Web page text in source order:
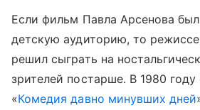
Если фильм Павла Арсенова
детскую аудиторию, то
решил сыграть на
зрителей постарше. В 1980
«Комедия давно минувших дней